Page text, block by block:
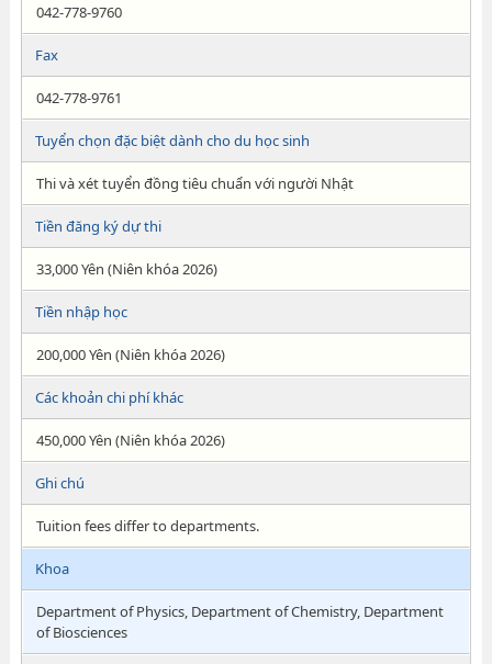
042-778-9760
Fax
042-778-9761
Tuyển chọn đặc biệt dành cho du học sinh
Thi và xét tuyển đồng tiêu chuẩn với người Nhật
Tiền đăng ký dự thi
33,000 Yên (Niên khóa 2026)
Tiền nhập học
200,000 Yên (Niên khóa 2026)
Các khoản chi phí khác
450,000 Yên (Niên khóa 2026)
Ghi chú
Tuition fees differ to departments.
Khoa
Department of Physics, Department of Chemistry, Department
of Biosciences